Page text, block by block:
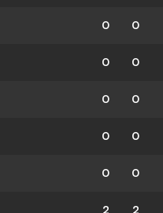
0 0
0 0
0 0
0 0
0 0
2 2